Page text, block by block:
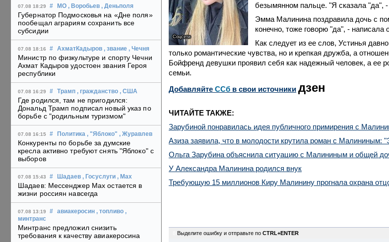
07.08 18:29 # МО , Воробьев , Деньполя
Губернатор Подмосковья на «Дне поля»
пообещал аграриям сохранить все
субсидии
07.08 18:16 # АхматКадыров , звание , Чечня
Министр по физкультуре и спорту Чечни
Ахмат Кадыров удостоен звания Героя
республики
07.08 16:29 # Трамп , гражданство , США
Где родился, там не пригодился:
Дональд Трамп подписал новый указ по
борьбе с "родильным туризмом"
07.08 16:15 # Политика , "Яблоко" , Журавлев
Конкуренты по борьбе за думские
кресла активно требуют снять "Яблоко" с
выборов
07.08 15:43 # Шадаев , Госуслуги , Max
Шадаев: Мессенджер Max остается в
жизни россиян навсегда
07.08 13:19 # авиакеросин , топливо ,
минтранс
Минтранс предложил снизить
требования к качеству авиакеросина
Соцсети
безымянном пальце. "Я сказала "да",
Эмма Малинина поздравила дочь с
конечно, тоже говорю "да", - написала
Как следует из ее слов, Устинья
только романтические чувства, но и крепкая дружба, а
Бойфренд девушки проявил себя как надежный человек, а ее
семьи.
Добавляйте CСб в свои источники дзен
ЧИТАЙТЕ ТАКЖЕ:
Зарубиной понравилась идея публичного примирения с
Азиза заявила, что в молодости крутила роман с Малининым:
Ольга Зарубина объяснила ситуацию с Малининым и общей
У Александра Малинина родился внук
Требующую 15 миллионов Киру Малинину прогнала охрана
Выделите ошибку и отправьте по CTRL+ENTER